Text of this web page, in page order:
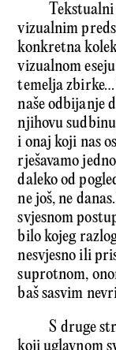
vizualnim
konkretna
vizualnom
temelja zbirke…
naše odbijanje
njihovu
i onaj koji nas
rješavamo
daleko od
ne još, ne
svjesnom
bilo kojeg
nesvjesno ili
suprotnom,
baš sasvim
S druge